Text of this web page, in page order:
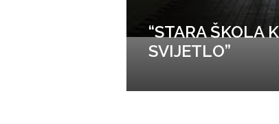
“STARA ŠKOLA
SVIJETLO”